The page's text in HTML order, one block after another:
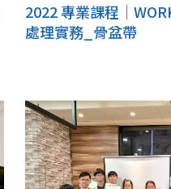
2022 專業課程｜
處理實務_骨盆帶